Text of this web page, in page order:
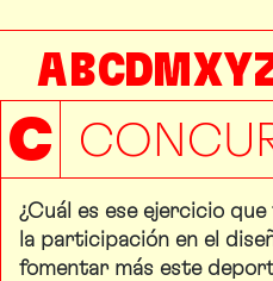
ABCDMXY
C
¿Cuál es ese ejercicio
la participación en el
fomentar más este